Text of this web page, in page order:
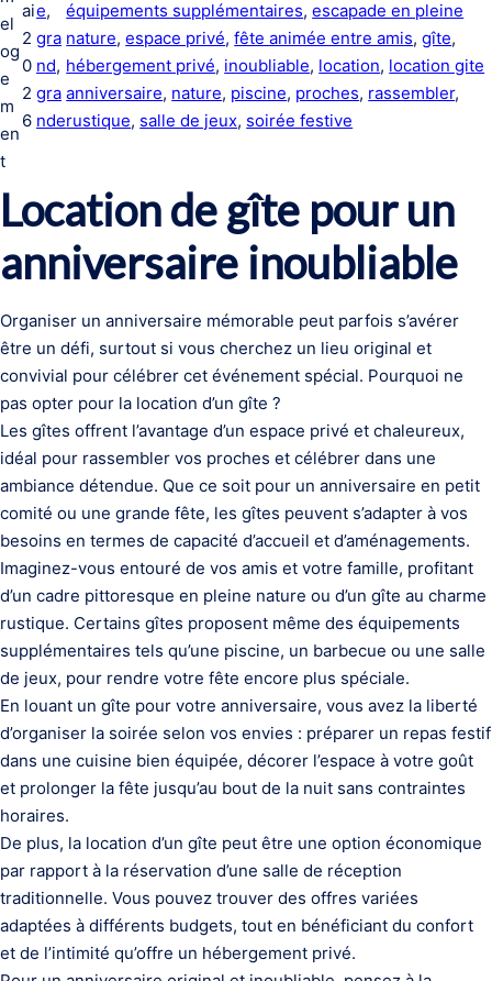
el
og
e
m
en
t
ai
2
0
2
6
e
gra
nd
gra
nde
équipements supplémentaires, escapade en pleine
nature, espace privé, fête animée entre amis, gîte
hébergement privé, inoubliable, location, location gite
anniversaire, nature, piscine, proches, rassembler
rustique, salle de jeux, soirée festive
Location de gîte pour un
anniversaire inoubliable
Organiser un anniversaire mémorable peut parfois s’avérer
être un défi, surtout si vous cherchez un lieu original et
convivial pour célébrer cet événement spécial. Pourquoi ne
pas opter pour la location d’un gîte ?
Les gîtes offrent l’avantage d’un espace privé et chaleureux,
idéal pour rassembler vos proches et célébrer dans une
ambiance détendue. Que ce soit pour un anniversaire en petit
comité ou une grande fête, les gîtes peuvent s’adapter à vos
besoins en termes de capacité d’accueil et d’aménagements.
Imaginez-vous entouré de vos amis et votre famille, profitant
d’un cadre pittoresque en pleine nature ou d’un gîte au charme
rustique. Certains gîtes proposent même des équipements
supplémentaires tels qu’une piscine, un barbecue ou une salle
de jeux, pour rendre votre fête encore plus spéciale.
En louant un gîte pour votre anniversaire, vous avez la liberté
d’organiser la soirée selon vos envies : préparer un repas festif
dans une cuisine bien équipée, décorer l’espace à votre goût
et prolonger la fête jusqu’au bout de la nuit sans contraintes
horaires.
De plus, la location d’un gîte peut être une option économique
par rapport à la réservation d’une salle de réception
traditionnelle. Vous pouvez trouver des offres variées
adaptées à différents budgets, tout en bénéficiant du confort
et de l’intimité qu’offre un hébergement privé.